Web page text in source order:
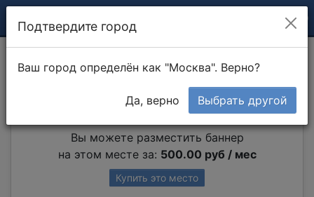
Потолки
Вы можете разместить баннер
на этом месте за: 500.00 руб / мес
Купить это место
Подтвердите город
Ваш город определён как "Москва". Верно?
Да, верно Выбрать другой